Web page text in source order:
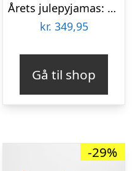
Årets julepyjamas: Flying Santa Pyjamas – herre / mænd.
kr. 349,95
Gå til shop
-29%